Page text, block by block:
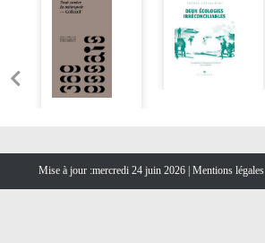
Mise à jour :mercredi 24 juin 2026 | Mentions légales